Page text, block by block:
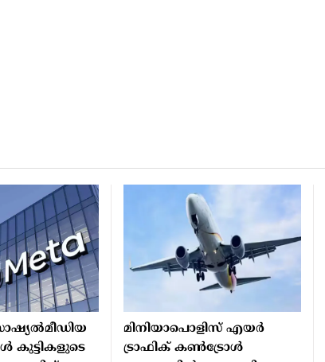
കുട്ടികളുടെ
മിനിയാപൊളിസ് എയര്‍
ട്രാഫിക് കണ്‍ട്രോള്‍